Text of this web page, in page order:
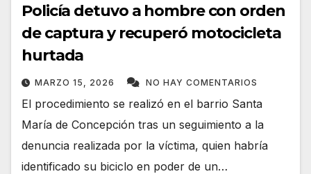
Policía detuvo a hombre con orden
de captura y recuperó motocicleta
hurtada
MARZO 15, 2026 NO HAY COMENTARIOS
El procedimiento se realizó en el barrio Santa
María de Concepción tras un seguimiento a la
denuncia realizada por la víctima, quien habría
identificado su biciclo en poder de un…